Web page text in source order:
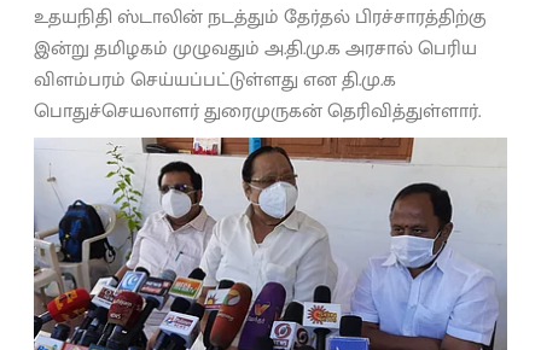
உதயநிதி ஸ்டாலின் நடத்தும் தேர்தல் பிரச்சாரத்திற்கு
இன்று தமிழகம் முழுவதும் அ.தி.மு.க அரசால் பெரிய
விளம்பரம் செய்யப்பட்டுள்ளது என தி.மு.க
பொதுச்செயலாளர் துரைமுருகன் தெரிவித்துள்ளார்.